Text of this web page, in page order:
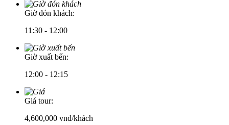
Giờ đón khách:
11:30 - 12:00
Giờ xuất bến:
12:00 - 12:15
Giá tour:
4,600,000 vnđ/khách